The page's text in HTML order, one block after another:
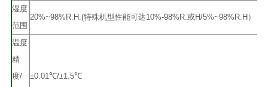
湿度
范围
20%~98%R.H.(特殊机型性能可达10%-98%R.或H/5%~98%R.H）
温度
精
度/
±0.01℃/±1.5℃